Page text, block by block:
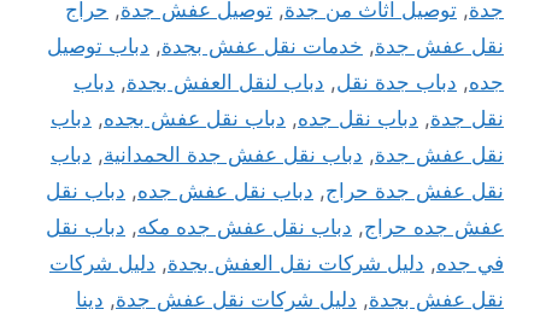
جدة, توصيل اثاث من جدة, توصيل عفش جدة, حراج
نقل عفش جدة, خدمات نقل عفش بجدة, دباب توصيل
جده, دباب جدة نقل, دباب لنقل العفش بجدة, دباب
نقل جدة, دباب نقل جده, دباب نقل عفش بجده, دباب
نقل عفش جدة, دباب نقل عفش جدة الحمدانية, دباب
نقل عفش جدة حراج, دباب نقل عفش جده, دباب نقل
عفش جده حراج, دباب نقل عفش جده مكه, دباب نقل
في جده, دليل شركات نقل العفش بجدة, دليل شركات
نقل عفش بجدة, دليل شركات نقل عفش جدة, دينا